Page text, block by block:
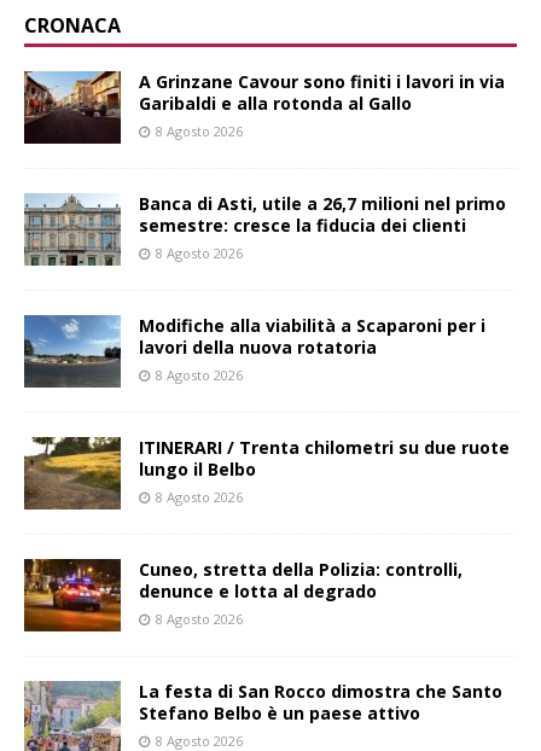
CRONACA
A Grinzane Cavour sono finiti i lavori in via
Garibaldi e alla rotonda al Gallo
8 Agosto 2026
Banca di Asti, utile a 26,7 milioni nel primo
semestre: cresce la fiducia dei clienti
8 Agosto 2026
Modifiche alla viabilità a Scaparoni per i
lavori della nuova rotatoria
8 Agosto 2026
ITINERARI / Trenta chilometri su due ruote
lungo il Belbo
8 Agosto 2026
Cuneo, stretta della Polizia: controlli,
denunce e lotta al degrado
8 Agosto 2026
La festa di San Rocco dimostra che Santo
Stefano Belbo è un paese attivo
8 Agosto 2026